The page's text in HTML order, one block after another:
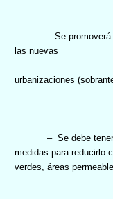
– Se
las nuevas
urbanizaciones
– Se debe
medidas para reducirlo
verdes, áreas